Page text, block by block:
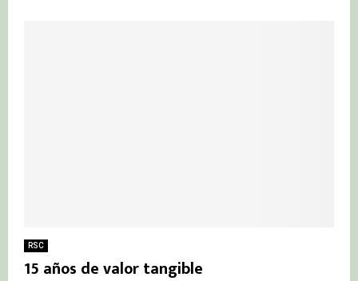
RSC
15 años de valor tangible